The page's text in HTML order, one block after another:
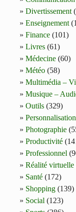
Divertissement
Enseignement
Finance (101)
Livres (61)
Médecine (60)
Météo (58)
Multimédia –
Musique –
Outils (329)
Personnalisation
Photographie
Productivité
Professionnel
Réalité virtuelle
Santé (172)
Shopping (139)
Social (123)